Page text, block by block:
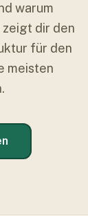
warum
dir den
für den
meisten